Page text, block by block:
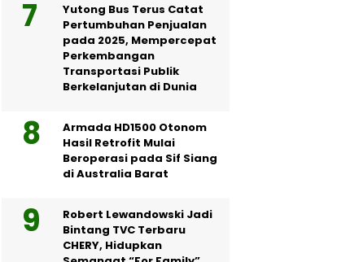
Yutong Bus Terus Catat
Pertumbuhan Penjualan
pada 2025, Mempercepat
Perkembangan
Transportasi Publik
Berkelanjutan di Dunia
Armada HD1500 Otonom
Hasil Retrofit Mulai
Beroperasi pada Sif Siang
di Australia Barat
Robert Lewandowski Jadi
Bintang TVC Terbaru
CHERY, Hidupkan